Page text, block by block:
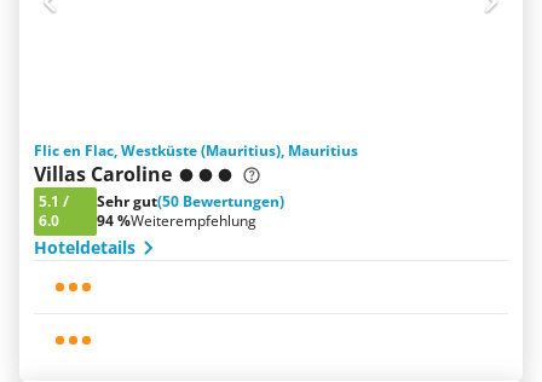
Flic en Flac, Westküste (Mauritius), Mauritius
Villas Caroline
5.1 /
6.0
Sehr gut(50 Bewertungen)
94 %Weiterempfehlung
Hoteldetails